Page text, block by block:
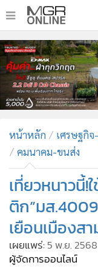
• หน้าหลัก
• ทันเหตุการณ์
• ภาคใต้
• ภูมิภาค
• บันเทิง
• ผู้จัดการรายวัน
คอลัมนิสต์
• CbizReview
• Cyber BIZ
• ผู้จัดกวน
หน้าหลัก เศรษฐกิจ
คมนาคม-ขนส่ง
เที่ยวหนาวนี้!
ติก”มส
เยือนเมือง
เผยแพร่:5 พ.ย. 2568
ผู้จัดการออนไลน์